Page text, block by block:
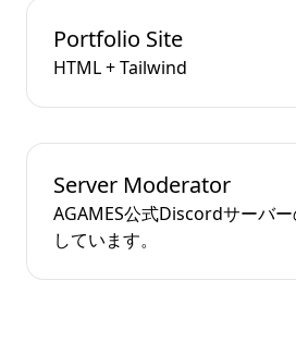
Portfolio Site
HTML + Tailwind
Server Moderator
AGAMES公式Discordサーバ
しています。